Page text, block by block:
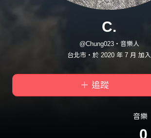
C.
@Chung023・音樂人
台北市・於 2020 年 7 月 加入
＋ 追蹤
音樂
0